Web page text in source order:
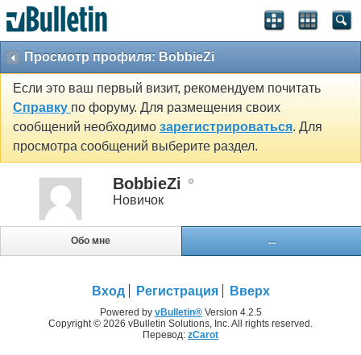
Просмотр профиля: BobbieZi
Если это ваш первый визит, рекомендуем почитать
Справку по форуму. Для размещения своих
сообщений необходимо зарегистрироваться. Для
просмотра сообщений выберите раздел.
BobbieZi
Новичок
Обо мне ...
Вход Регистрация Вверх
Powered by vBulletin®Version 4.2.5
Copyright © 2026 vBulletin Solutions, Inc. All rights reserved.
Перевод: zCarot